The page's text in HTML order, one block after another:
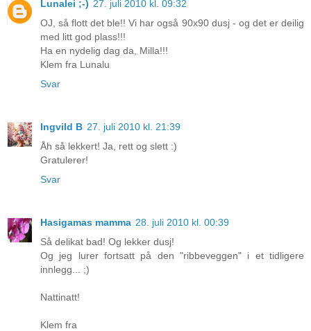
Lunalei ;-) 27. juli 2010 kl. 09:32
OJ, så flott det ble!! Vi har også 90x90 dusj - og det er deilig
med litt god plass!!!
Ha en nydelig dag da, Milla!!!
Klem fra Lunalu
Svar
Ingvild B 27. juli 2010 kl. 21:39
Åh så lekkert! Ja, rett og slett :)
Gratulerer!
Svar
Hasigamas mamma 28. juli 2010 kl. 00:39
Så delikat bad! Og lekker dusj!
Og jeg lurer fortsatt på den "ribbeveggen" i et tidligere
innlegg... ;)
Nattinatt!
Klem fra